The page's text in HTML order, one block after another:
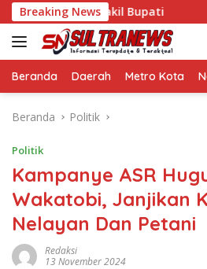
Langsung
ke
konten
Breaking News
dan Wakil Bupati
Beranda Daerah Metro Kota
Beranda Politik
Politik
Kampanye ASR
Wakatobi, Janjikan
Nelayan Dan Petani
Redaksi
13 November 2024